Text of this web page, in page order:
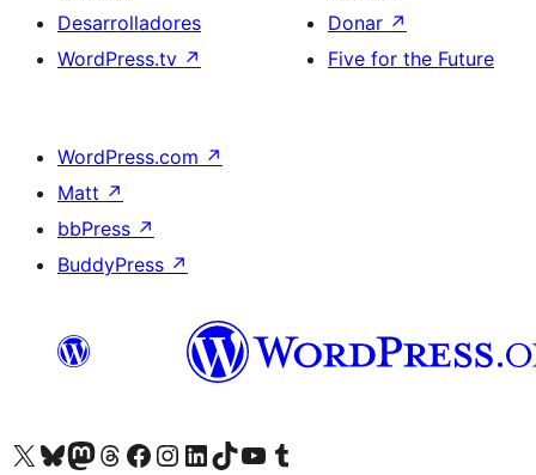
Desarrolladores
WordPress.tv ↗
Donar ↗
Five for the Future
WordPress.com ↗
Matt ↗
bbPress ↗
BuddyPress ↗
Visita nuestra cuenta de X (anteriormente Twitter)
Visit our Bluesky account
Visit our Mastodon account
Visit our Threads account
Visita nuestra página de Facebook
Visita nuestra cuenta de Instagram
Visita nuestra cuenta de LinkedIn
Visit our TikTok account
Visita nuestro canal de YouTube
Visit our Tumblr account